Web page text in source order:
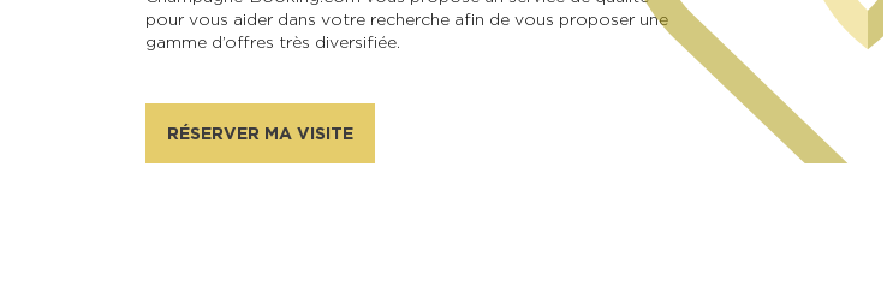
pour vous aider dans votre recherche afin de vous proposer une
gamme d’offres très diversifiée.
RÉSERVER MA VISITE